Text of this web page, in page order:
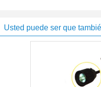
Usted puede ser que